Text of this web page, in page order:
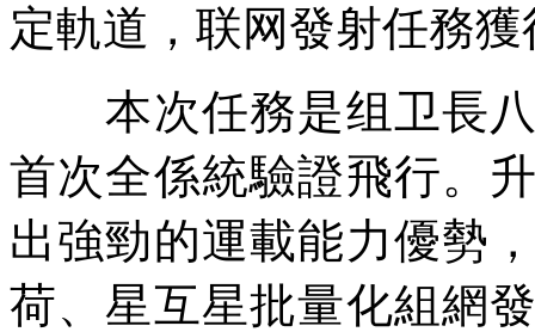
定軌道，联网發射任務
本次任務是组卫長八
首次全係統驗證飛行。
出強勁的運載能力優勢
荷、星互星批量化組網